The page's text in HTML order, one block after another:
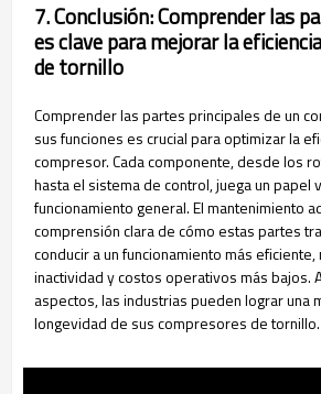
7. Conclusión: Comprender las
es clave para mejorar la
de tornillo
Comprender las partes principales de un
sus funciones es crucial para optimizar la
compresor. Cada componente, desde los
hasta el sistema de control, juega un papel
funcionamiento general. El mantenimiento
comprensión clara de cómo estas partes
conducir a un funcionamiento más
inactividad y costos operativos más bajos.
aspectos, las industrias pueden lograr una
longevidad de sus compresores de tornillo.